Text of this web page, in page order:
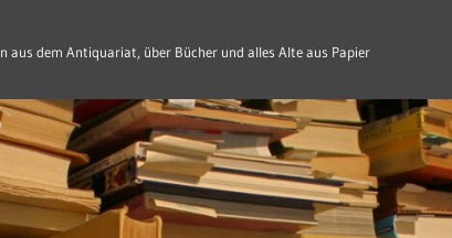
aus dem Antiquariat, über Bücher und alles Alte aus Papier